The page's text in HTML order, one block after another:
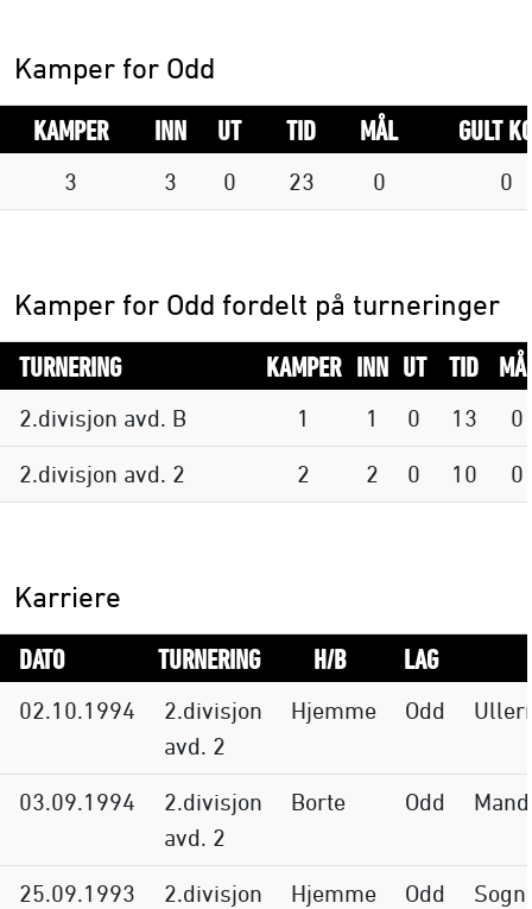
Kamper for Odd
KAMPER INN UT TID MÅL GULT
3 3 0 23 0 0
Kamper for Odd fordelt på turneringer
TURNERING KAMPER INN UT TID
2.divisjon avd. B 1 1 0 13 0
2.divisjon avd. 2 2 2 0 10 0
Karriere
DATO TURNERING H/B LAG
02.10.1994
2.divisjon
avd. 2
Hjemme Odd
03.09.1994
2.divisjon
avd. 2
Borte Odd
25.09.1993 2.divisjon Hjemme Odd